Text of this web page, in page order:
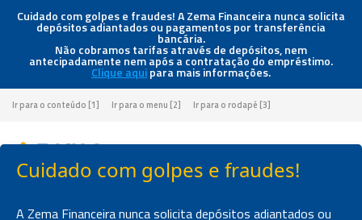
Cuidado com golpes e fraudes! A Zema Financeira nunca solicita
depósitos adiantados ou pagamentos por transferência
bancária.
Não cobramos tarifas através de depósitos, nem
antecipadamente nem após a contratação do empréstimo.
Clique aquipara mais informações.
Cuidado com golpes e fraudes!
A Zema Financeira nunca solicita depósitos adiantados ou
Ir para o conteúdo [1] Ir para o menu [2] Ir para o rodapé [3]
Dicas da Zema Financeira para você não cair em golpes digitais